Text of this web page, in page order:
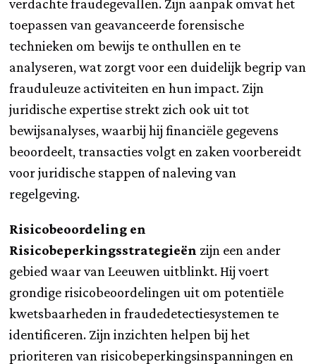
verdachte fraudegevallen. Zijn aanpak omvat het
toepassen van geavanceerde forensische
technieken om bewijs te onthullen en te
analyseren, wat zorgt voor een duidelijk begrip van
frauduleuze activiteiten en hun impact. Zijn
juridische expertise strekt zich ook uit tot
bewijsanalyses, waarbij hij financiële gegevens
beoordeelt, transacties volgt en zaken voorbereidt
voor juridische stappen of naleving van
regelgeving.
Risicobeoordeling en
Risicobeperkingsstrategieën zijn een ander
gebied waar van Leeuwen uitblinkt. Hij voert
grondige risicobeoordelingen uit om potentiële
kwetsbaarheden in fraudedetectiesystemen te
identificeren. Zijn inzichten helpen bij het
prioriteren van risicobeperkingsinspanningen en